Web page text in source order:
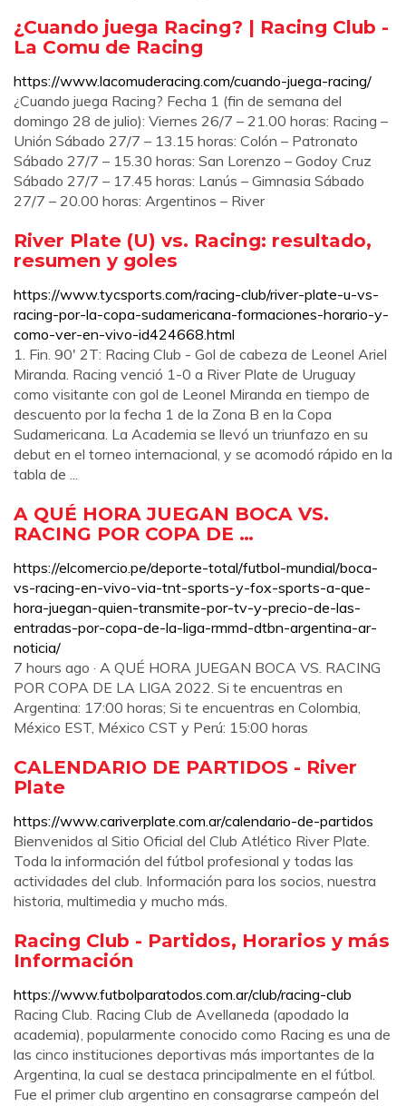
¿Cuando juega Racing? | Racing Club -
La Comu de Racing
https://www.lacomuderacing.com/cuando-juega-racing/
¿Cuando juega Racing? Fecha 1 (fin de semana del
domingo 28 de julio): Viernes 26/7 – 21.00 horas: Racing –
Unión Sábado 27/7 – 13.15 horas: Colón – Patronato
Sábado 27/7 – 15.30 horas: San Lorenzo – Godoy Cruz
Sábado 27/7 – 17.45 horas: Lanús – Gimnasia Sábado
27/7 – 20.00 horas: Argentinos – River
River Plate (U) vs. Racing: resultado,
resumen y goles
https://www.tycsports.com/racing-club/river-plate-u-vs-
racing-por-la-copa-sudamericana-formaciones-horario-y-
como-ver-en-vivo-id424668.html
1. Fin. 90' 2T: Racing Club - Gol de cabeza de Leonel Ariel
Miranda. Racing venció 1-0 a River Plate de Uruguay
como visitante con gol de Leonel Miranda en tiempo de
descuento por la fecha 1 de la Zona B en la Copa
Sudamericana. La Academia se llevó un triunfazo en su
debut en el torneo internacional, y se acomodó rápido en la
tabla de ...
A QUÉ HORA JUEGAN BOCA VS.
RACING POR COPA DE …
https://elcomercio.pe/deporte-total/futbol-mundial/boca-
vs-racing-en-vivo-via-tnt-sports-y-fox-sports-a-que-
hora-juegan-quien-transmite-por-tv-y-precio-de-las-
entradas-por-copa-de-la-liga-rmmd-dtbn-argentina-ar-
noticia/
7 hours ago · A QUÉ HORA JUEGAN BOCA VS. RACING
POR COPA DE LA LIGA 2022. Si te encuentras en
Argentina: 17:00 horas; Si te encuentras en Colombia,
México EST, México CST y Perú: 15:00 horas
CALENDARIO DE PARTIDOS - River
Plate
https://www.cariverplate.com.ar/calendario-de-partidos
Bienvenidos al Sitio Oficial del Club Atlético River Plate.
Toda la información del fútbol profesional y todas las
actividades del club. Información para los socios, nuestra
historia, multimedia y mucho más.
Racing Club - Partidos, Horarios y más
Información
https://www.futbolparatodos.com.ar/club/racing-club
Racing Club. Racing Club de Avellaneda (apodado la
academia), popularmente conocido como Racing es una de
las cinco instituciones deportivas más importantes de la
Argentina, la cual se destaca principalmente en el fútbol.
Fue el primer club argentino en consagrarse campeón del